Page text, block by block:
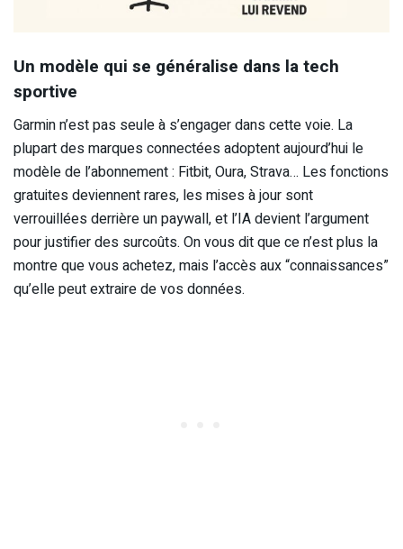
Un modèle qui se généralise dans la tech
sportive
Garmin n’est pas seule à s’engager dans cette voie. La
plupart des marques connectées adoptent aujourd’hui le
modèle de l’abonnement : Fitbit, Oura, Strava… Les fonctions
gratuites deviennent rares, les mises à jour sont
verrouillées derrière un paywall, et l’IA devient l’argument
pour justifier des surcoûts. On vous dit que ce n’est plus la
montre que vous achetez, mais l’accès aux “connaissances”
qu’elle peut extraire de vos données.